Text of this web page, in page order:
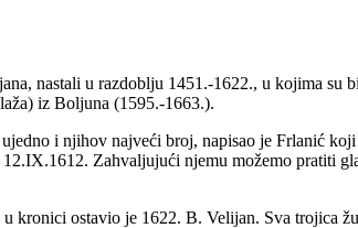
nastali u razdoblju 1451.-1622., u kojima su
iz Boljuna (1595.-1663.).
i njihov najveći broj, napisao je Frlanić
Zahvaljujući njemu možemo pratiti
kronici ostavio je 1622. B. Velijan. Sva trojica